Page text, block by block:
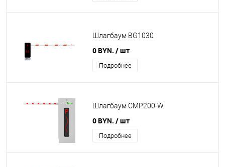
Шлагбаум BG1030
0 BYN. / шт
Подробнее
Шлагбаум CMP200-W
0 BYN. / шт
Подробнее